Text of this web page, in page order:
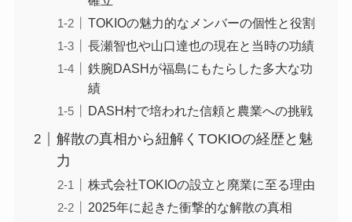
TOKIOの魅力的なメンバーの個性と役割
長瀬智也や山口達也の現在と当時の功績
鉄腕DASHが福島にもたらした多大な功
績
DASH村で培われた信頼と農業への挑戦
解散の真相から紐解くTOKIOの経歴と魅
力
株式会社TOKIOの設立と廃業に至る理由
2025年に起きた衝撃的な解散の真相